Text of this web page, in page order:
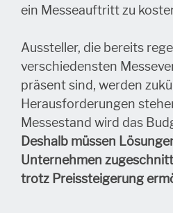
ein Messeauftritt zu
Aussteller, die bereits
verschiedensten
präsent sind, werden
Herausforderungen
Messestand wird das
Deshalb müssen
Unternehmen
trotz Preissteigerung